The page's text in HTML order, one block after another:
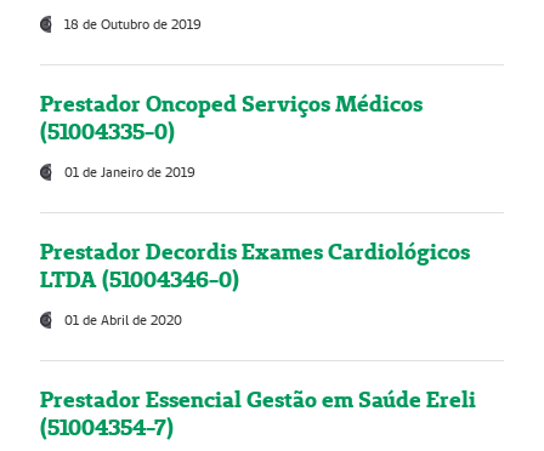
18 de Outubro de 2019
Prestador Oncoped Serviços Médicos
(51004335-0)
01 de Janeiro de 2019
Prestador Decordis Exames Cardiológicos
LTDA (51004346-0)
01 de Abril de 2020
Prestador Essencial Gestão em Saúde Ereli
(51004354-7)